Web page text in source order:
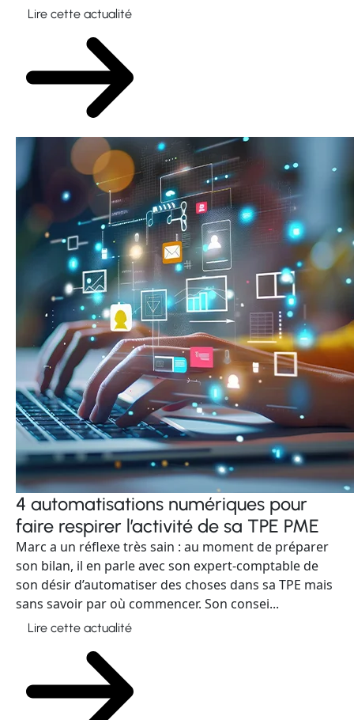
Lire cette actualité
4 automatisations numériques pour
faire respirer l’activité de sa TPE PME
Marc a un réflexe très sain : au moment de préparer
son bilan, il en parle avec son expert-comptable de
son désir d’automatiser des choses dans sa TPE mais
sans savoir par où commencer. Son consei...
Lire cette actualité